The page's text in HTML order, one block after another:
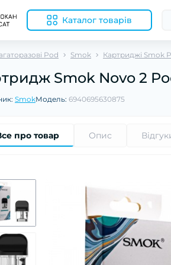
Каталог товарів
Pod Smok Картриджі Smok
Smok Novo 2
SmokМодель: 6940695630875
про товар Опис